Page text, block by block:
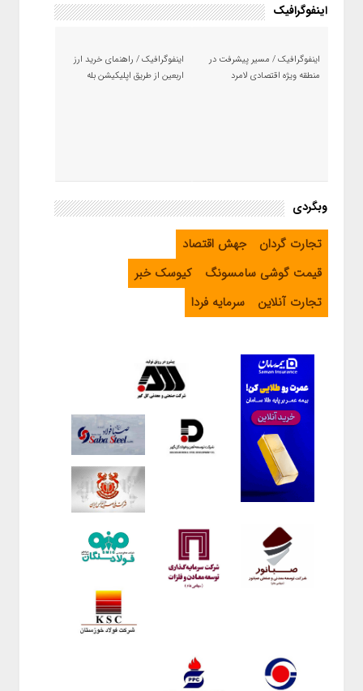
اینفوگرافیک
اینفوگرافیک / مسیر پیشرفت در
منطقه ویژه اقتصادی لامرد
اینفوگرافیک / راهنمای خرید ارز
اربعین از طریق اپلیکیشن بله
وبگردی
تجارت گردان
جهش اقتصاد
قیمت گوشی سامسونگ
کیوسک خبر
تجارت آنلاین
سرمایه فردا